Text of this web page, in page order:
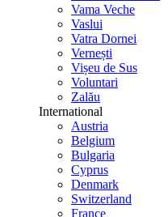
Vama Veche
Vaslui
Vatra Dornei
Vernești
Vișeu de Sus
Voluntari
Zalău
International
Austria
Belgium
Bulgaria
Cyprus
Denmark
Switzerland
France